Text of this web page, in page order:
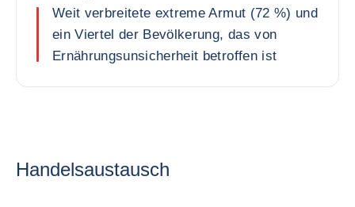
Weit verbreitete extreme Armut (72 %) und
ein Viertel der Bevölkerung, das von
Ernährungsunsicherheit betroffen ist
Handelsaustausch